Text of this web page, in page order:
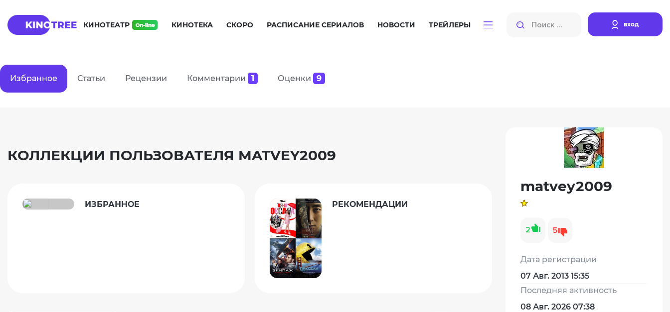
КИНОТЕАТР КИНОТЕКА СКОРО РАСПИСАНИЕ СЕРИАЛОВ НОВОСТИ ТРЕЙЛЕРЫ вход
Избранное Статьи Рецензии Комментарии 1 Оценки 9
КОЛЛЕКЦИИ ПОЛЬЗОВАТЕЛЯ MATVEY2009
ИЗБРАННОЕ РЕКОМЕНДАЦИИ
matvey2009
2 5
Дата регистрации
07 Авг. 2013 15:35
Последняя активность
08 Авг. 2026 07:38